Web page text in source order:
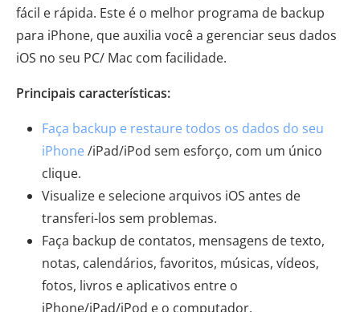
fácil e rápida. Este é o melhor programa de backup
para iPhone, que auxilia você a gerenciar seus dados
iOS no seu PC/ Mac com facilidade.
Principais características:
Faça backup e restaure todos os dados do seu
iPhone /iPad/iPod sem esforço, com um único
clique.
Visualize e selecione arquivos iOS antes de
transferi-los sem problemas.
Faça backup de contatos, mensagens de texto,
notas, calendários, favoritos, músicas, vídeos,
fotos, livros e aplicativos entre o
iPhone/iPad/iPod e o computador.